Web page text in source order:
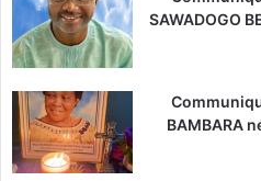
SAWADOGO
BAMBARA